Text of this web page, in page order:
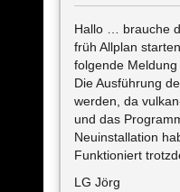
Hallo … brauche
früh Allplan
folgende Meldung
Die Ausführung
werden, da
und das
Neuinstallation
Funktioniert
LG Jörg